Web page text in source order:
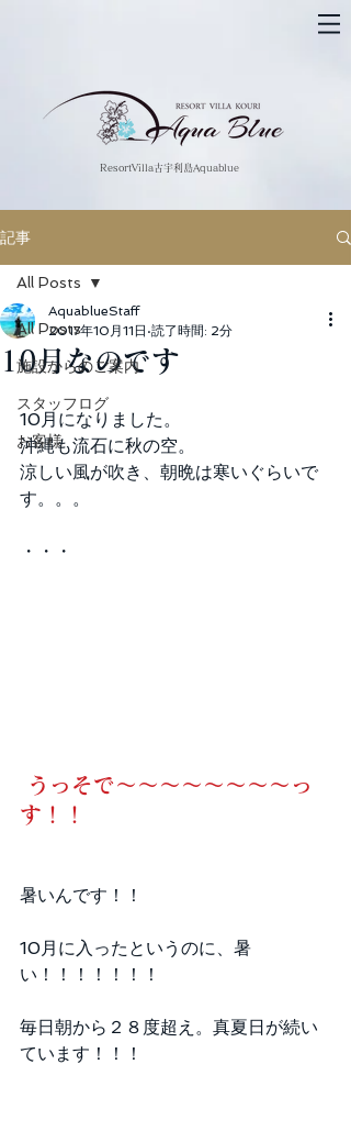
​ResortVilla古宇利島Aquablue
記事
All Posts
施設からのご案内
スタッフログ
お客様
All Posts
10月なのです
AquablueStaff
2017年10月11日 読了時間: 2分
10月になりました。
沖縄も流石に秋の空。
涼しい風が吹き、朝晩は寒いぐらいで
す。。。
・・・
うっそで～～～～～～～～っ
す！！
暑いんです！！
10月に入ったというのに、暑
い！！！！！！！
毎日朝から２８度超え。真夏日が続い
ています！！！